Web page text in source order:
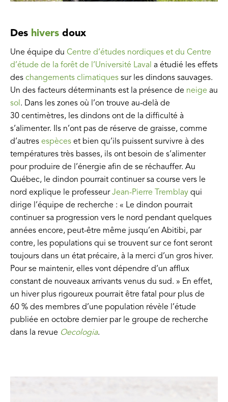
Des hivers doux
Une équipe du Centre d’études nordiques et du Centre
d’étude de la forêt de l’Université Laval a étudié les effets
des changements climatiques sur les dindons sauvages.
Un des facteurs déterminants est la présence de neige au
sol. Dans les zones où l’on trouve au-delà de
30 centimètres, les dindons ont de la difficulté à
s’alimenter. Ils n’ont pas de réserve de graisse, comme
d’autres espèces et bien qu’ils puissent survivre à des
températures très basses, ils ont besoin de s’alimenter
pour produire de l’énergie afin de se réchauffer. Au
Québec, le dindon pourrait continuer sa course vers le
nord explique le professeurJean-Pierre Tremblay qui
dirige l’équipe de recherche : « Le dindon pourrait
continuer sa progression vers le nord pendant quelques
années encore, peut-être même jusqu’en Abitibi, par
contre, les populations qui se trouvent sur ce font seront
toujours dans un état précaire, à la merci d’un gros hiver.
Pour se maintenir, elles vont dépendre d’un afflux
constant de nouveaux arrivants venus du sud. » En effet,
un hiver plus rigoureux pourrait être fatal pour plus de
60 % des membres d’une population révèle l’étude
publiée en octobre dernier par le groupe de recherche
dans la revue Oecologia.